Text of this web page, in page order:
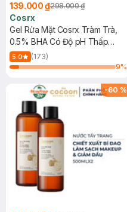
139.000 ₫298.000 ₫
Cosrx
Gel Rửa Mặt Cosrx Tràm Trà,
0.5% BHA Có Độ pH Thấp
150ml
5.0
(173)
9%
-60 %